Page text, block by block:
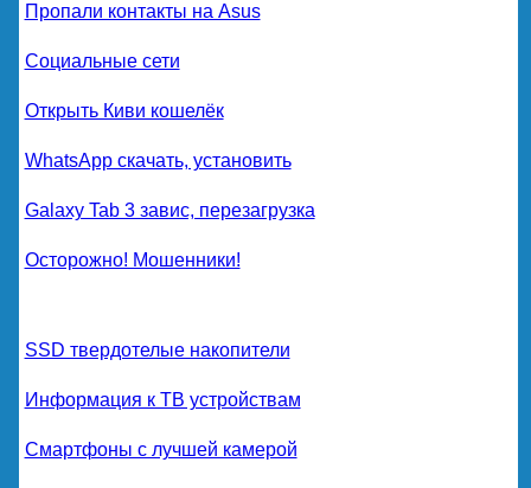
Пропали контакты на Asus
Социальные сети
Открыть Киви кошелёк
WhatsApp скачать, установить
Galaxy Tab 3 завис, перезагрузка
Осторожно! Мошенники!
SSD твердотелые накопители
Информация к ТВ устройствам
Смартфоны с лучшей камерой